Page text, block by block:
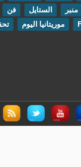
فن
اتصل بنا
تحقيقات